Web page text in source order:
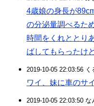
4歳娘の身長が
の分泌量調べるた
時間をくれととり
ばしてもらったけ
2019-10-05 22:03:56 く
ワイ、妹に車のサ
2019-10-05 22:03:50